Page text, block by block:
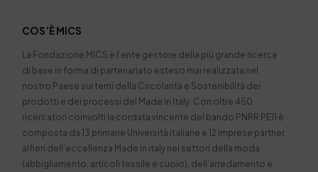
COS’È MICS
La Fondazione MICS è l’ente gestore della più grande ricerca
di base in forma di partenariato esteso mai realizzata nel
nostro Paese sui temi della Circolarità e Sostenibilità dei
prodotti e dei processi del Made in Italy. Con oltre 450
ricercatori coinvolti la cordata vincente del bando PNRR PE11 è
composta da 13 primarie Università italiane e 12 imprese partner
alfieri dell’eccellenza Made in italy nei settori della moda
(abbigliamento, articoli tessile e cuoio), dell’arredamento e